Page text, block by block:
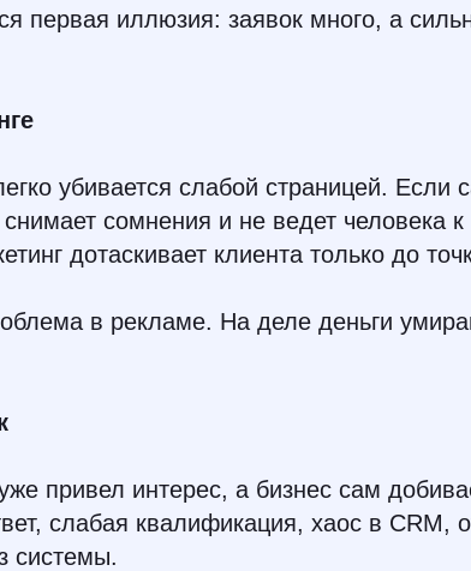
первая иллюзия: заявок много, а
убивается слабой страницей. Если
сомнения и не ведет человека
дотаскивает клиента только до
в рекламе. На деле деньги
привел интерес, а бизнес сам
слабая квалификация, хаос в CRM,
системы.